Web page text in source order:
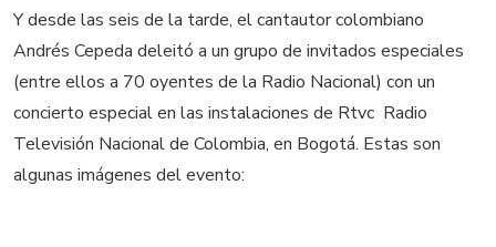
Y desde las seis de la tarde, el cantautor colombiano
Andrés Cepeda deleitó a un grupo de invitados especiales
(entre ellos a 70 oyentes de la Radio Nacional) con un
concierto especial en las instalaciones de Rtvc  Radio
Televisión Nacional de Colombia, en Bogotá. Estas son
algunas imágenes del evento: